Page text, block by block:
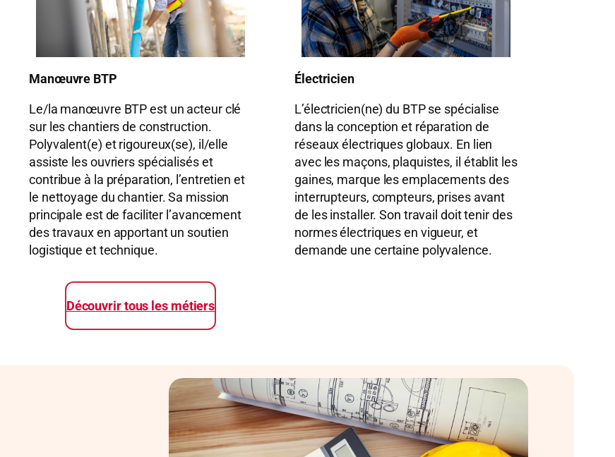
Manœuvre BTP
Le/la manœuvre BTP est un acteur clé
sur les chantiers de construction.
Polyvalent(e) et rigoureux(se), il/elle
assiste les ouvriers spécialisés et
contribue à la préparation, l’entretien et
le nettoyage du chantier. Sa mission
principale est de faciliter l’avancement
des travaux en apportant un soutien
logistique et technique.
Électricien
L’électricien(ne) du BTP se spécialise
dans la conception et réparation de
réseaux électriques globaux. En lien
avec les maçons, plaquistes, il établit les
gaines, marque les emplacements des
interrupteurs, compteurs, prises avant
de les installer. Son travail doit tenir des
normes électriques en vigueur, et
demande une certaine polyvalence.
Découvrir tous les métiers